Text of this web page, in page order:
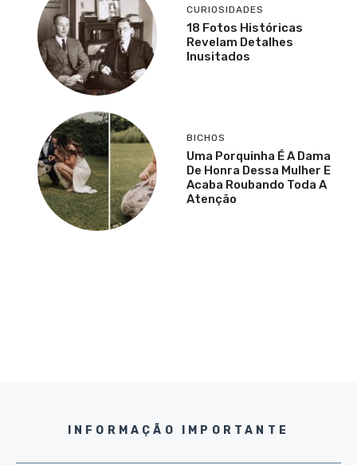
CURIOSIDADES
18 Fotos Históricas
Revelam Detalhes
Inusitados
BICHOS
Uma Porquinha É A Dama
De Honra Dessa Mulher E
Acaba Roubando Toda A
Atenção
INFORMAÇÃO IMPORTANTE